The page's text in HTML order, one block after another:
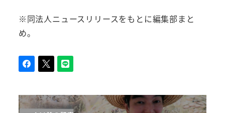
※同法人ニュースリリースをもとに編集部まと
め。